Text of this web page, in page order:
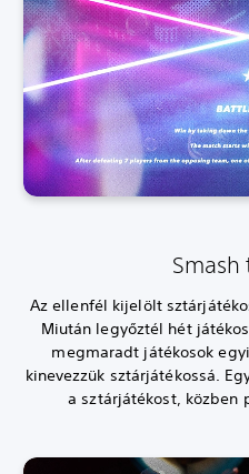
Smash
Az ellenfél kijelölt
Miután legyőztél hét
megmaradt játékosok
kinevezzük sztárjátékossá.
a sztárjátékost, közben